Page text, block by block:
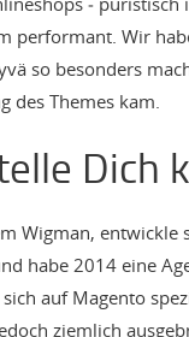
performant. Wir
so besonders
des Themes kam.
Dich
Wigman, entwickle
habe 2014 eine
auf Magento
ziemlich